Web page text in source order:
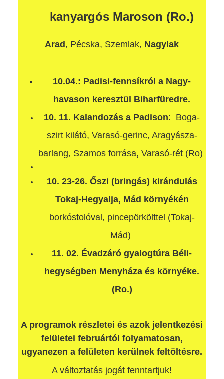
kanyargós Maroson (Ro.)
Arad, Pécska, Szemlak, Nagylak
10.04.: Padisi-fennsíkról a Nagy-
havason keresztül Biharfüredre.
10. 11. Kalandozás a Padison: Boga-
szirt kilátó, Varasó-gerinc, Aragyásza-
barlang, Szamos forrása, Varasó-rét (Ro)
10. 23-26. Őszi (bringás) kirándulás
Tokaj-Hegyalja, Mád környékén
borkóstolóval, pincepörkölttel (Tokaj-
Mád)
11. 02. Évadzáró gyalogtúra Béli-
hegységben Menyháza és környéke.
(Ro.)
A programok részletei és azok jelentkezési
felületei februártól folyamatosan,
ugyanezen a felületen kerülnek feltöltésre.
A változtatás jogát fenntartjuk!